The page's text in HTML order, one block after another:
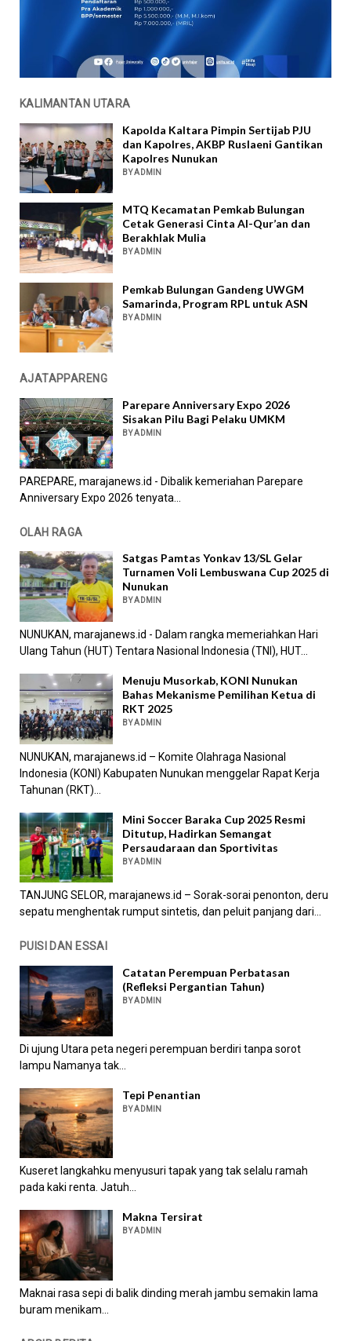
KALIMANTAN UTARA
Kapolda Kaltara Pimpin Sertijab PJU
dan Kapolres, AKBP Ruslaeni Gantikan
Kapolres Nunukan
BY ADMIN
MTQ Kecamatan Pemkab Bulungan
Cetak Generasi Cinta Al-Qur’an dan
Berakhlak Mulia
BY ADMIN
Pemkab Bulungan Gandeng UWGM
Samarinda, Program RPL untuk ASN
BY ADMIN
AJATAPPARENG
Parepare Anniversary Expo 2026
Sisakan Pilu Bagi Pelaku UMKM
BY ADMIN
PAREPARE, marajanews.id - Dibalik kemeriahan Parepare
Anniversary Expo 2026 tenyata...
OLAH RAGA
Satgas Pamtas Yonkav 13/SL Gelar
Turnamen Voli Lembuswana Cup 2025 di
Nunukan
BY ADMIN
NUNUKAN, marajanews.id - Dalam rangka memeriahkan Hari
Ulang Tahun (HUT) Tentara Nasional Indonesia (TNI), HUT...
Menuju Musorkab, KONI Nunukan
Bahas Mekanisme Pemilihan Ketua di
RKT 2025
BY ADMIN
NUNUKAN, marajanews.id – Komite Olahraga Nasional
Indonesia (KONI) Kabupaten Nunukan menggelar Rapat Kerja
Tahunan (RKT)...
Mini Soccer Baraka Cup 2025 Resmi
Ditutup, Hadirkan Semangat
Persaudaraan dan Sportivitas
BY ADMIN
TANJUNG SELOR, marajanews.id – Sorak-sorai penonton, deru
sepatu menghentak rumput sintetis, dan peluit panjang dari...
PUISI DAN ESSAI
Catatan Perempuan Perbatasan
(Refleksi Pergantian Tahun)
BY ADMIN
Di ujung Utara peta negeri perempuan berdiri tanpa sorot
lampu Namanya tak...
Tepi Penantian
BY ADMIN
Kuseret langkahku menyusuri tapak yang tak selalu ramah
pada kaki renta. Jatuh...
Makna Tersirat
BY ADMIN
Maknai rasa sepi di balik dinding merah jambu semakin lama
buram menikam...